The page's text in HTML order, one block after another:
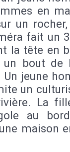
en
un
fait un
la tête en
un bout de
jeune
un
La
au
maison